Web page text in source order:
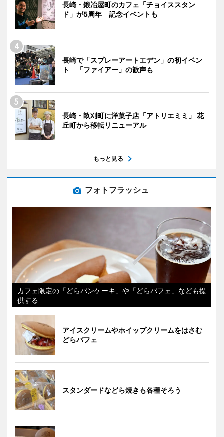
長崎・鍛冶屋町のカフェ「チョイススタン
ド」が5周年 記念イベントも
長崎で「スプレーアートエデン」の初イベン
ト 「ファイアー」の歓声も
長崎・畝刈町に洋菓子店「アトリエミミ」 花
丘町から移転リニューアル
もっと見る
フォトフラッシュ
カフェ限定の「どらパンケーキ」や「どらパフェ」なども提
供する
アイスクリームやホイップクリームをはさむ
どらパフェ
スタンダードなどら焼きも各種そろう